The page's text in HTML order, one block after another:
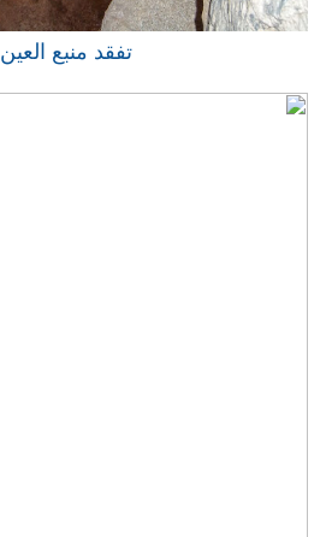
تفقد منبع العين